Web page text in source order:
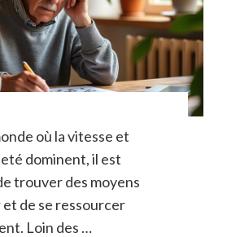
où la vitesse et
dominent, il est
trouver des moyens
de se ressourcer
Loin des …